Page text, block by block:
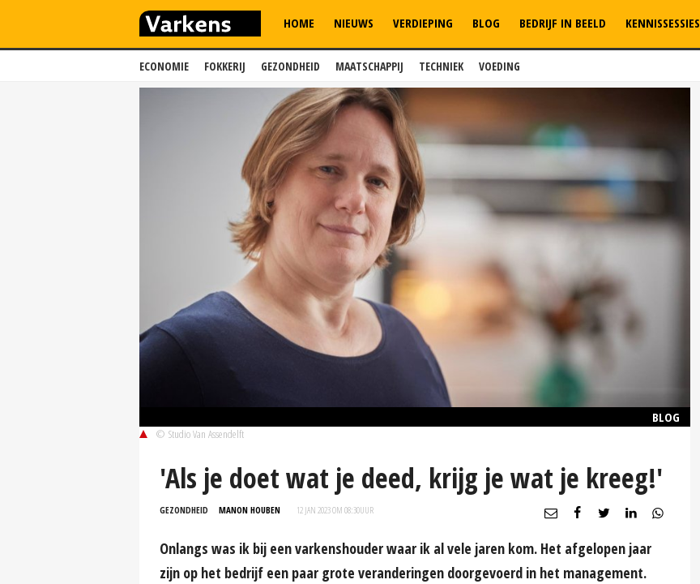
ECONOMIE FOKKERIJ GEZONDHEID MAATSCHAPPIJ TECHNIEK VOEDING
HOME NIEUWS VERDIEPING BLOG BEDRIJF IN BEELD KENNISSESSIES
BLOG
© Studio Van Assendelft
'Als je doet wat je deed, krijg je wat je kreeg!'
GEZONDHEID MANON HOUBEN 12 JAN 2023 OM 08:30UUR
Onlangs was ik bij een varkenshouder waar ik al vele jaren kom. Het afgelopen jaar
zijn op het bedrijf een paar grote veranderingen doorgevoerd in het management.